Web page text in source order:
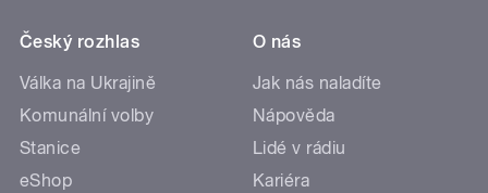
Český rozhlas
Válka na Ukrajině
Komunální volby
Stanice
eShop
O nás
Jak nás naladíte
Nápověda
Lidé v rádiu
Kariéra